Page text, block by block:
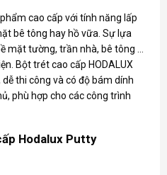
cao cấp với tính năng lấp
bê tông hay hồ vữa. Sự lựa
mặt tường, trần nhà, bê tông …
Bột trét cao cấp HODALUX
thi công và có độ bám dính
phù hợp cho các công trình
Hodalux Putty